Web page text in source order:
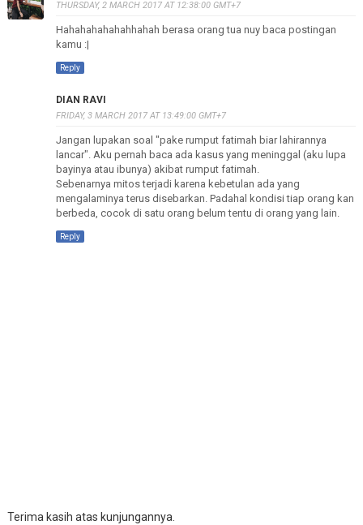
THURSDAY, 2 MARCH 2017 AT 12:38:00 GMT+7
Hahahahahahahhahah berasa orang tua nuy baca postingan
kamu :|
Reply
DIAN RAVI
FRIDAY, 3 MARCH 2017 AT 13:49:00 GMT+7
Jangan lupakan soal "pake rumput fatimah biar lahirannya
lancar". Aku pernah baca ada kasus yang meninggal (aku lupa
bayinya atau ibunya) akibat rumput fatimah.
Sebenarnya mitos terjadi karena kebetulan ada yang
mengalaminya terus disebarkan. Padahal kondisi tiap orang kan
berbeda, cocok di satu orang belum tentu di orang yang lain.
Reply
Terima kasih atas kunjungannya.